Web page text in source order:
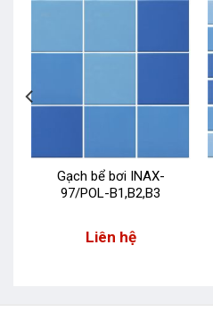
Gạch bể bơi INAX-
97/POL-B1,B2,B3
Liên hệ